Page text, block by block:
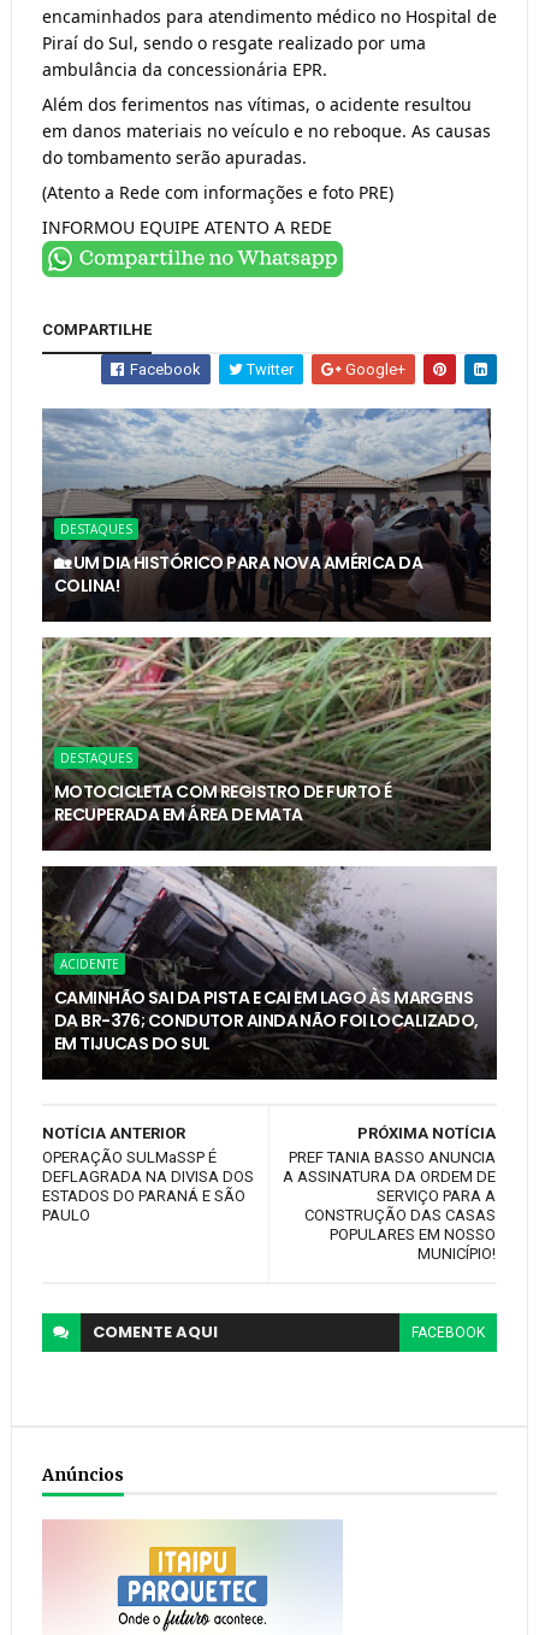
encaminhados para atendimento médico no Hospital de
Piraí do Sul, sendo o resgate realizado por uma
ambulância da concessionária EPR.
Além dos ferimentos nas vítimas, o acidente resultou
em danos materiais no veículo e no reboque. As causas
do tombamento serão apuradas.
(Atento a Rede com informações e foto PRE)
INFORMOU EQUIPE ATENTO A REDE
COMPARTILHE
Facebook Twitter Google+
DESTAQUES
🏡 UM DIA HISTÓRICO PARA NOVA AMÉRICA DA
COLINA!
DESTAQUES
MOTOCICLETA COM REGISTRO DE FURTO É
RECUPERADA EM ÁREA DE MATA
ACIDENTE
CAMINHÃO SAI DA PISTA E CAI EM LAGO ÀS MARGENS
DA BR-376; CONDUTOR AINDA NÃO FOI LOCALIZADO,
EM TIJUCAS DO SUL
PRÓXIMA NOTÍCIA
PREF TANIA BASSO ANUNCIA
A ASSINATURA DA ORDEM DE
SERVIÇO PARA A
CONSTRUÇÃO DAS CASAS
POPULARES EM NOSSO
MUNICÍPIO!
NOTÍCIA ANTERIOR
OPERAÇÃO SULMaSSP É
DEFLAGRADA NA DIVISA DOS
ESTADOS DO PARANÁ E SÃO
PAULO
COMENTEAQUI FACEBOOK
Anúncios